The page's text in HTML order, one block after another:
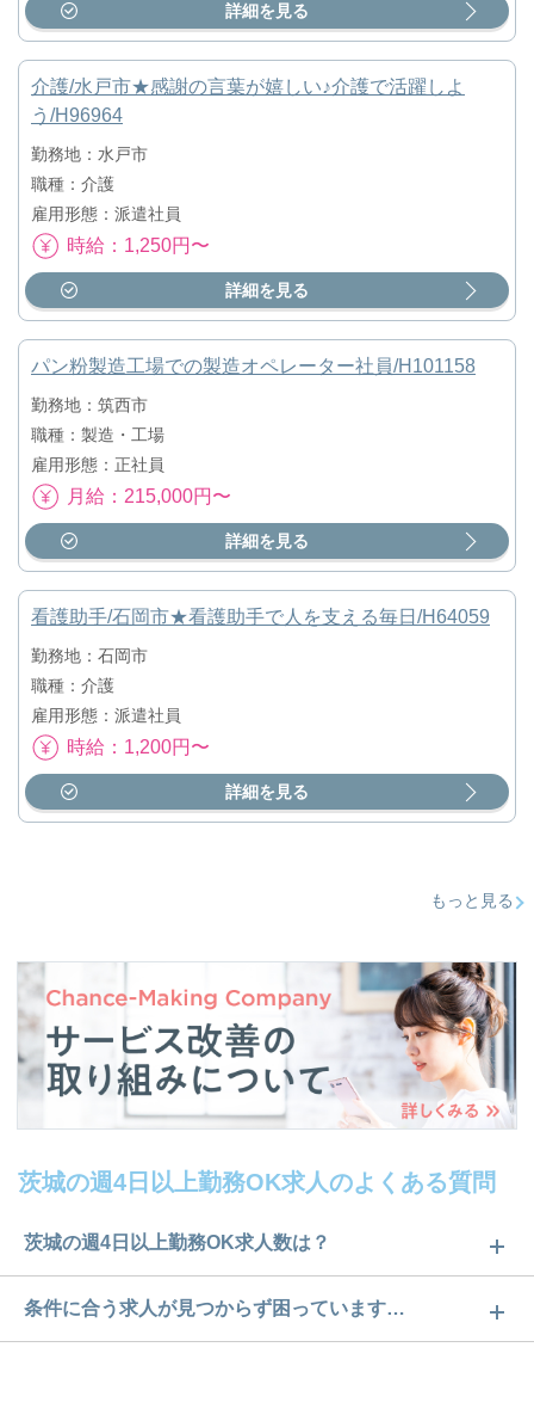
詳細を見る
介護/水戸市★感謝の言葉が嬉しい♪介護で活躍しよ
う/H96964
勤務地：水戸市
職種：介護
雇用形態：派遣社員
時給：1,250円〜
詳細を見る
パン粉製造工場での製造オペレーター社員/H101158
勤務地：筑西市
職種：製造・工場
雇用形態：正社員
月給：215,000円〜
詳細を見る
看護助手/石岡市★看護助手で人を支える毎日/H64059
勤務地：石岡市
職種：介護
雇用形態：派遣社員
時給：1,200円〜
詳細を見る
もっと見る
茨城の週4日以上勤務OK求人のよくある質問
茨城の週4日以上勤務OK求人数は？
茨城の週4日以上勤務OK求人数は81件です。どのよ
うな求人があるかぜひチェックしてみてください。
条件に合う求人が見つからず困っています…